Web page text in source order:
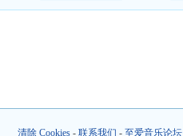
清除 Cookies - 联系我们 - 至爱音乐论坛